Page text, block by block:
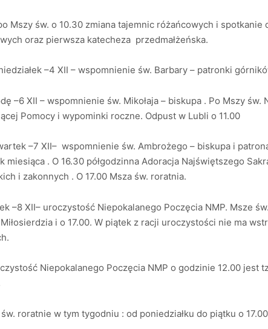
Mszy św. o 10.30 zmiana tajemnic różańcowych i spotkanie
oraz pierwsza katecheza przedmałżeńska.
–4 XII – wspomnienie św. Barbary – patronki
–6 XII – wspomnienie św. Mikołaja – biskupa . Po Mszy św.
Pomocy i wypominki roczne. Odpust w Lubli o 11.00
–7 XII– wspomnienie św. Ambrożego – biskupa i
miesiąca . O 16.30 półgodzinna Adoracja Najświętszego
i zakonnych . O 17.00 Msza św. roratnia.
–8 XII– uroczystość Niepokalanego Poczęcia NMP. Msze
i o 17.00. W piątek z racji uroczystości nie ma
Niepokalanego Poczęcia NMP o godzinie 12.00 jest
roratnie w tym tygodniu : od poniedziałku do piątku o